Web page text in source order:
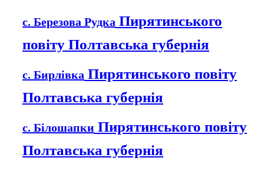
с. Березова Рудка Пирятинського
повіту Полтавська губернія
с. Бирлівка Пирятинського повіту
Полтавська губернія
с. Білошапки Пирятинського повіту
Полтавська губернія